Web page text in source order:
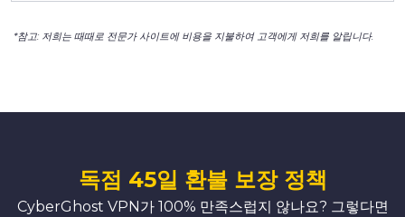
*참고: 저희는 때때로 전문가 사이트에 비용을 지불하여 고객에게 저희를 알립니다.
독점 45일 환불 보장 정책
CyberGhost VPN가 100% 만족스럽지 않나요? 그렇다면